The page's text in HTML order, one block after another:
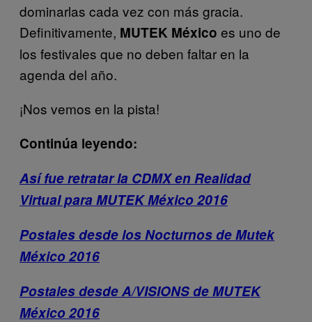
dominarlas cada vez con más gracia.
Definitivamente, MUTEK México es uno de
los festivales que no deben faltar en la
agenda del año.
¡Nos vemos en la pista!
Continúa leyendo:
Así fue retratar la CDMX en Realidad
Virtual para MUTEK México 2016
Postales desde los Nocturnos de Mutek
México 2016
Postales desde A/VISIONS de MUTEK
México2016